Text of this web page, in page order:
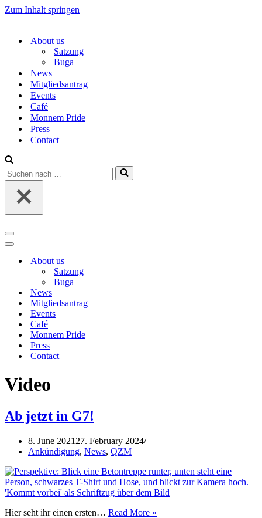
Zum Inhalt springen
About us
Satzung
Buga
News
Mitgliedsantrag
Events
Café
Monnem Pride
Press
Contact
Suchen
nach …
Navigations-
Menü
Navigations-
About us
Satzung
Buga
News
Mitgliedsantrag
Events
Café
Monnem Pride
Press
Contact
Video
Ab jetzt in G7!
8. June 2021 27. February 2024
Ankündigung, News, QZM
Hier seht ihr einen ersten… Read More »